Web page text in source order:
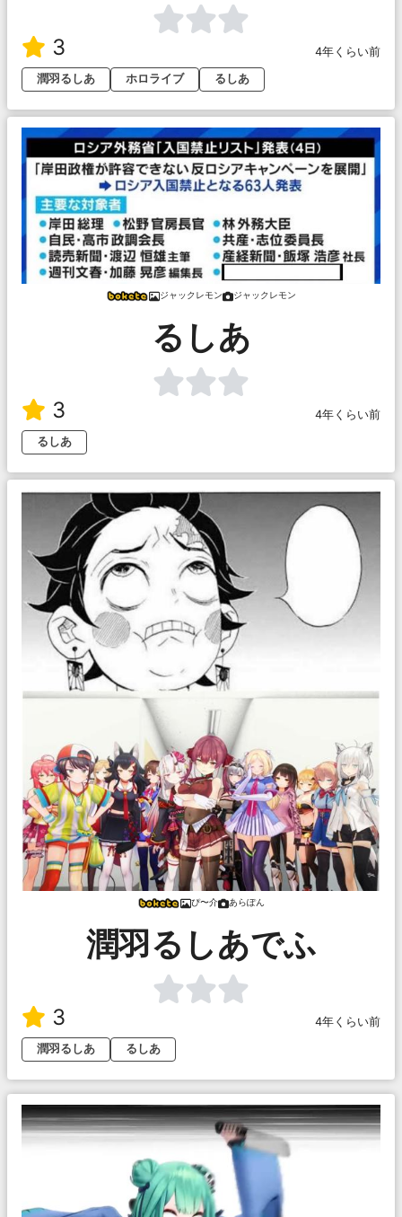
3
4年くらい前
潤羽るしあ
ホロライブ るしあ
ジャックレモン ジャックレモン
るしあ
3
4年くらい前
るしあ
ぴ〜介 あらぽん
潤羽るしあでふ
3
4年くらい前
潤羽るしあ
るしあ